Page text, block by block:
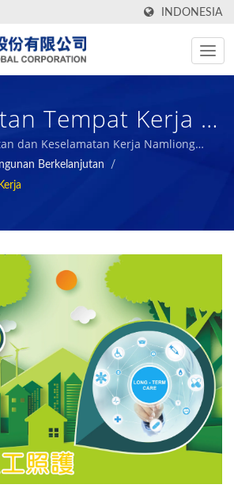
INDONESIA
Tempat Kerja /
Fabrik Tekstil &
Foam
Liong
dan Keselamatan Kerja Namliong
Berkelanjutan
/